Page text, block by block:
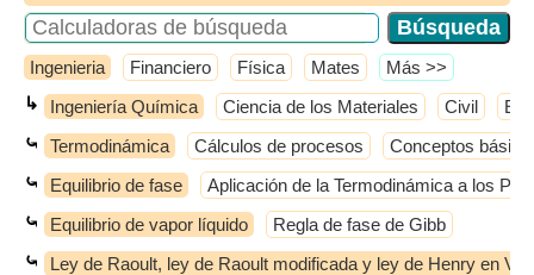
Ingenieria Financiero Física Mates ​Más >>
↳ Ingeniería Química Ciencia de los Materiales Civil
⤿ Termodinámica Cálculos de procesos Conceptos
⤿ Equilibrio de fase Aplicación de la Termodinámica a los
⤿ Equilibrio de vapor líquido Regla de fase de Gibb
⤿ Ley de Raoult, ley de Raoult modificada y ley de Henry en